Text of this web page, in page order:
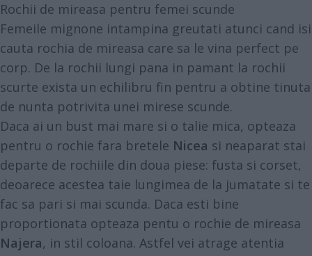
Rochii de mireasa pentru femei scunde
Femeile mignone intampina greutati atunci cand isi
cauta rochia de mireasa care sa le vina perfect pe
corp. De la rochii lungi pana in pamant la rochii
scurte exista un echilibru fin pentru a obtine tinuta
de nunta potrivita unei mirese scunde.
Daca ai un bust mai mare si o talie mica, opteaza
pentru o rochie fara bretele Nicea si neaparat stai
departe de rochiile din doua piese: fusta si corset,
deoarece acestea taie lungimea de la jumatate si te
fac sa pari si mai scunda. Daca esti bine
proportionata opteaza pentu o rochie de mireasa
Najera, in stil coloana. Astfel vei atrage atentia